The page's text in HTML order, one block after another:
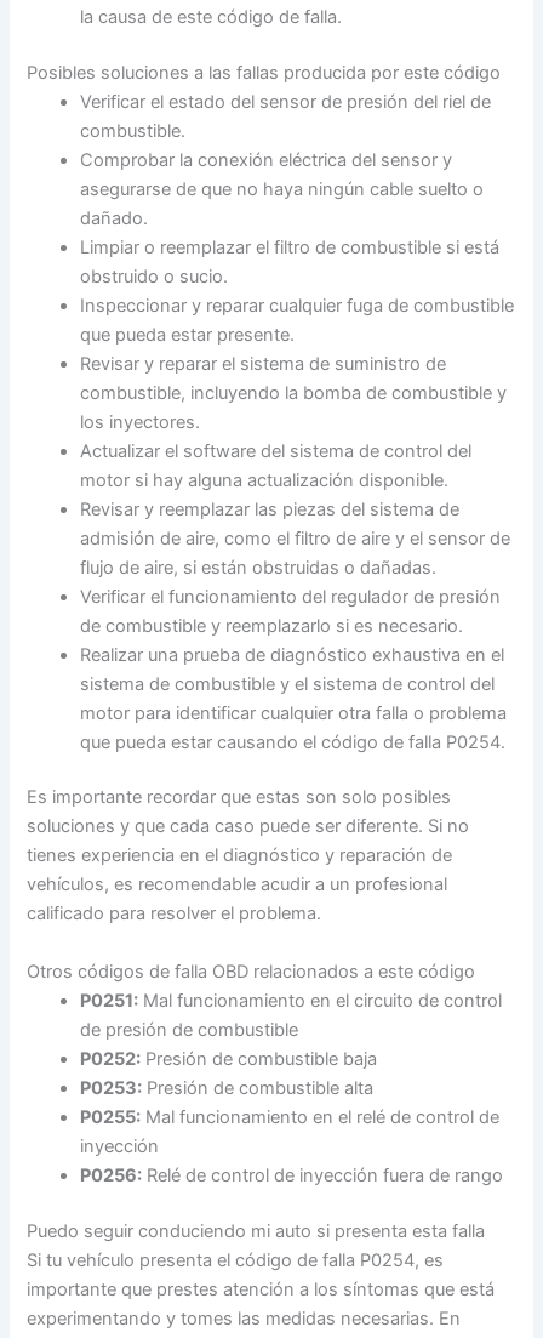
la causa de este código de falla.
Posibles soluciones a las fallas producida por este código
Verificar el estado del sensor de presión del riel de
combustible.
Comprobar la conexión eléctrica del sensor y
asegurarse de que no haya ningún cable suelto o
dañado.
Limpiar o reemplazar el filtro de combustible si está
obstruido o sucio.
Inspeccionar y reparar cualquier fuga de combustible
que pueda estar presente.
Revisar y reparar el sistema de suministro de
combustible, incluyendo la bomba de combustible y
los inyectores.
Actualizar el software del sistema de control del
motor si hay alguna actualización disponible.
Revisar y reemplazar las piezas del sistema de
admisión de aire, como el filtro de aire y el sensor de
flujo de aire, si están obstruidas o dañadas.
Verificar el funcionamiento del regulador de presión
de combustible y reemplazarlo si es necesario.
Realizar una prueba de diagnóstico exhaustiva en el
sistema de combustible y el sistema de control del
motor para identificar cualquier otra falla o problema
que pueda estar causando el código de falla P0254.
Es importante recordar que estas son solo posibles
soluciones y que cada caso puede ser diferente. Si no
tienes experiencia en el diagnóstico y reparación de
vehículos, es recomendable acudir a un profesional
calificado para resolver el problema.
Otros códigos de falla OBD relacionados a este código
P0251: Mal funcionamiento en el circuito de control
de presión de combustible
P0252: Presión de combustible baja
P0253: Presión de combustible alta
P0255: Mal funcionamiento en el relé de control de
inyección
P0256: Relé de control de inyección fuera de rango
Puedo seguir conduciendo mi auto si presenta esta falla
Si tu vehículo presenta el código de falla P0254, es
importante que prestes atención a los síntomas que está
experimentando y tomes las medidas necesarias. En